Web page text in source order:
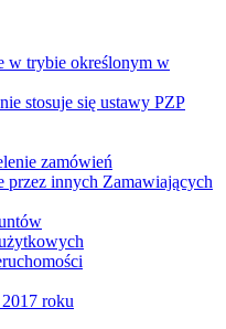
w trybie określonym w
stosuje się ustawy PZP
zamówień
przez innych Zamawiających
roku